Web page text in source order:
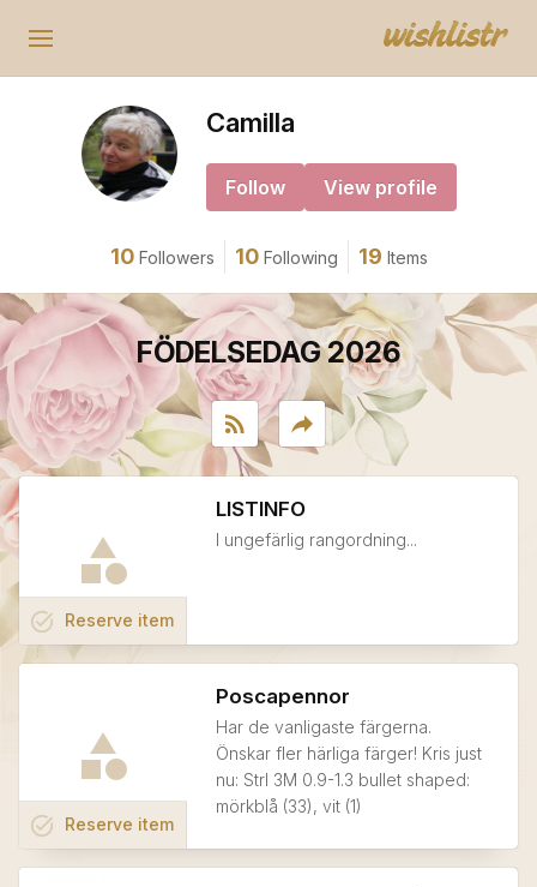
Camilla
Follow View profile
10 Followers 10 Following 19 Items
FÖDELSEDAG 2026
rss_feed reply
LISTINFO
I ungefärlig rangordning...
task_alt Reserve item
Poscapennor
Har de vanligaste färgerna.
Önskar fler härliga färger! Kris just
nu: Strl 3M 0.9-1.3 bullet shaped:
mörkblå (33), vit (1)
task_alt Reserve item